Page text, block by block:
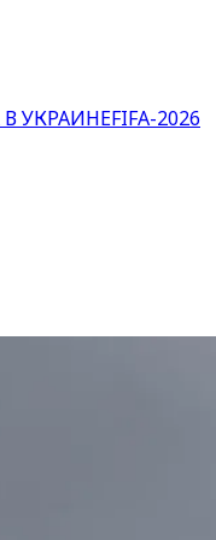
УКРАИНЕFIFA-2026